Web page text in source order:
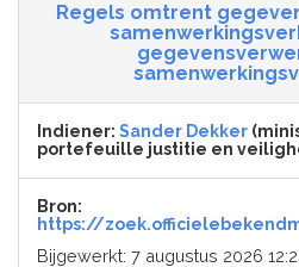
Regels omtrent
Indiener: Sander Dekker
portefeuille justitie en
Bron:
https://
Bijgewerkt: 7 augustus 2026